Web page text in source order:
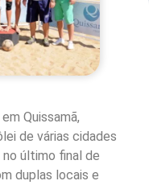
Quissamã,
de várias cidades
último final de
duplas locais e